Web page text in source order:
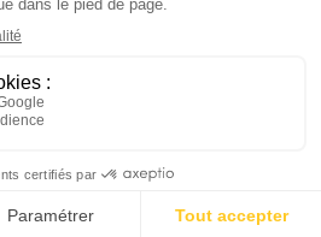
Plan du site
Crédits photos